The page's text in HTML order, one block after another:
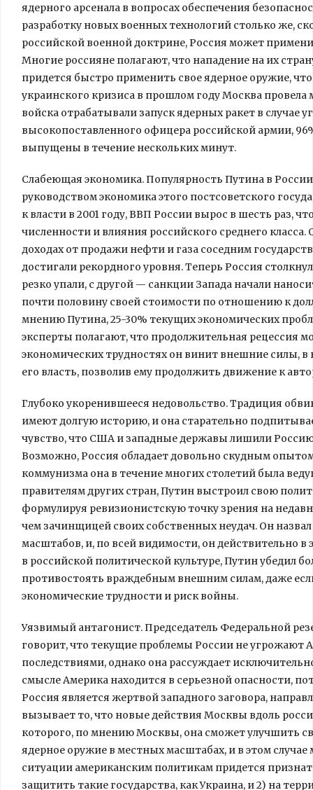
ядерного арсенала в вопросах обеспечения
разработку новых военных технологий столько же,
российской военной доктрине, Россия может
Многие россияне полагают, что нападение на их
придется быстро применить свое ядерное оружие,
украинского кризиса в прошлом году Москва
войска отрабатывали запуск ядерных ракет в случае
высокопоставленного офицера российской армии,
выпущены в течение нескольких минут.
Слабеющая экономика. Популярность Путина в
руководством экономика этого постсоветского
к власти в 2001 году, ВВП России вырос в шесть раз,
численности и влияния российского среднего
доходах от продажи нефти и газа соседним
достигали рекордного уровня. Теперь Россия
резко упали, с другой — санкции Запада начали
почти половину своей стоимости по отношению к
мнению Путина, 25-30% текущих экономических
эксперты полагают, что продолжительная рецессия
экономических трудностях он винит внешние силы,
его власть, позволив ему продолжить движение к
Глубоко укоренившееся недовольство. Традиция
имеют долгую историю, и она старательно
чувство, что США и западные державы лишили
Возможно, Россия обладает довольно скудным
коммунизма она в течение многих столетий была
правителям других стран, Путин выстроил свою
формулируя ревизионистскую точку зрения на
чем зачинщицей своих собственных неудач. Он
масштабов, и, по всей видимости, он действительно
в российской политической культуре, Путин убедил
противостоять враждебным внешним силам, даже
экономические трудности и риск войны.
Уязвимый антагонист. Председатель Федеральной
говорит, что текущие проблемы России не
последствиями, однако она рассуждает
смысле Америка находится в серьезной опасности,
Россия является жертвой западного заговора,
вызывает то, что новые действия Москвы вдоль
которого, по мнению Москвы, она сможет улучшить
ядерное оружие в местных масштабах, и в этом
ситуации американским политикам придется
защитить такие государства, как Украина, и 2) на